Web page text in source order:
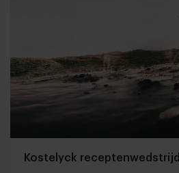
Kostelyck receptenwedstrijd